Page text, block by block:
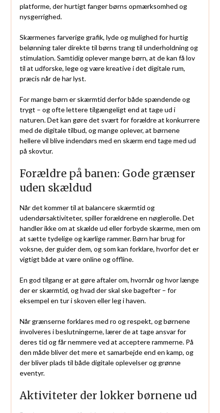
platforme, der hurtigt fanger børns opmærksomhed og
nysgerrighed.
Skærmenes farverige grafik, lyde og mulighed for hurtig
belønning taler direkte til børns trang til underholdning og
stimulation. Samtidig oplever mange børn, at de kan få lov
til at udforske, lege og være kreative i det digitale rum,
præcis når de har lyst.
For mange børn er skærmtid derfor både spændende og
trygt – og ofte lettere tilgængeligt end at tage ud i
naturen. Det kan gøre det svært for forældre at konkurrere
med de digitale tilbud, og mange oplever, at børnene
hellere vil blive indendørs med en skærm end tage med ud
på skovtur.
Forældre på banen: Gode grænser
uden skældud
Når det kommer til at balancere skærmtid og
udendørsaktiviteter, spiller forældrene en nøglerolle. Det
handler ikke om at skælde ud eller forbyde skærme, men om
at sætte tydelige og kærlige rammer. Børn har brug for
voksne, der guider dem, og som kan forklare, hvorfor det er
vigtigt både at være online og offline.
En god tilgang er at gøre aftaler om, hvornår og hvor længe
der er skærmtid, og hvad der skal ske bagefter – for
eksempel en tur i skoven eller leg i haven.
Når grænserne forklares med ro og respekt, og børnene
involveres i beslutningerne, lærer de at tage ansvar for
deres tid og får nemmere ved at acceptere rammerne. På
den måde bliver det mere et samarbejde end en kamp, og
der bliver plads til både digitale oplevelser og grønne
eventyr.
Aktiviteter der lokker børnene ud